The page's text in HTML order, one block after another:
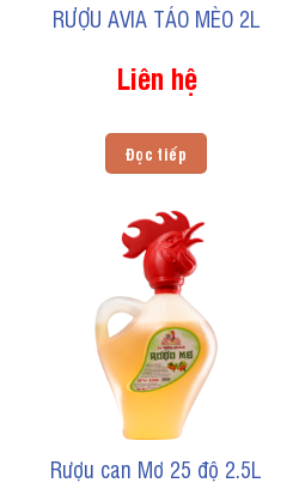
RƯỢU AVIA TÁO MÈO 2L
Liên hệ
Đọc tiếp
Rượu can Mơ 25 độ 2.5L